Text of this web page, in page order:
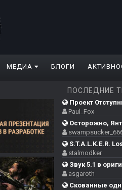
МЕДИА БЛОГИ
ПОСЛЕДНИЕ
Проект
Paul_Fox
Осторожно,
S.T.A.L.K.E.R.
stalmodker
Звук 5.1 в
asgaroth
Скованные